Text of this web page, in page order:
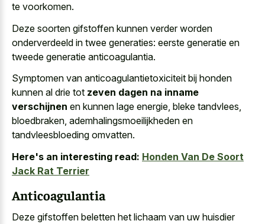
te voorkomen.
Deze soorten gifstoffen kunnen verder worden
onderverdeeld in twee generaties: eerste generatie en
tweede generatie anticoagulantia.
Symptomen van anticoagulantietoxiciteit bij honden
kunnen al drie tot zeven dagen na inname
verschijnen en kunnen lage energie, bleke tandvlees,
bloedbraken, ademhalingsmoeilijkheden en
tandvleesbloeding omvatten.
Here's an interesting read: Honden Van De Soort
Jack Rat Terrier
Anticoagulantia
Deze gifstoffen beletten het lichaam van uw huisdier